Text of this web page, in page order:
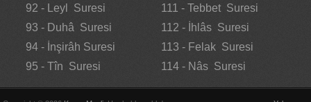
92 - Leyl Suresi
93 - Duhâ Suresi
94 - İnşirâh Suresi
95 - Tîn Suresi
111 - Tebbet Suresi
112 - İhlâs Suresi
113 - Felak Suresi
114 - Nâs Suresi